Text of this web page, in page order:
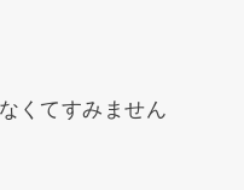
くてすみません